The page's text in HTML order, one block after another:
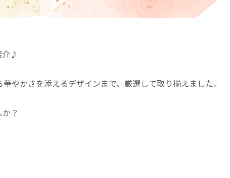
介♪
やかさを添えるデザインまで、厳選して取り揃えました。
？